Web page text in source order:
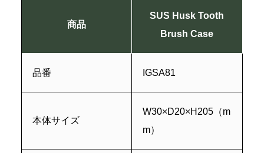
商品
SUS Husk Tooth
Brush Case
品番 IGSA81
本体サイズ
W30×D20×H205（m
m）